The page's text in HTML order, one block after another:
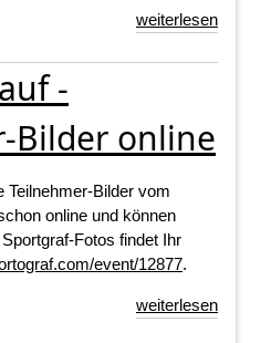
weiterlesen
-
Bilder online
Teilnehmer-Bilder vom
online und können
Fotos findet Ihr
event/12877.
weiterlesen